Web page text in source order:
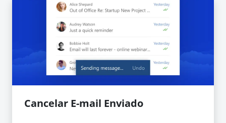
Cancelar E-mail Enviado